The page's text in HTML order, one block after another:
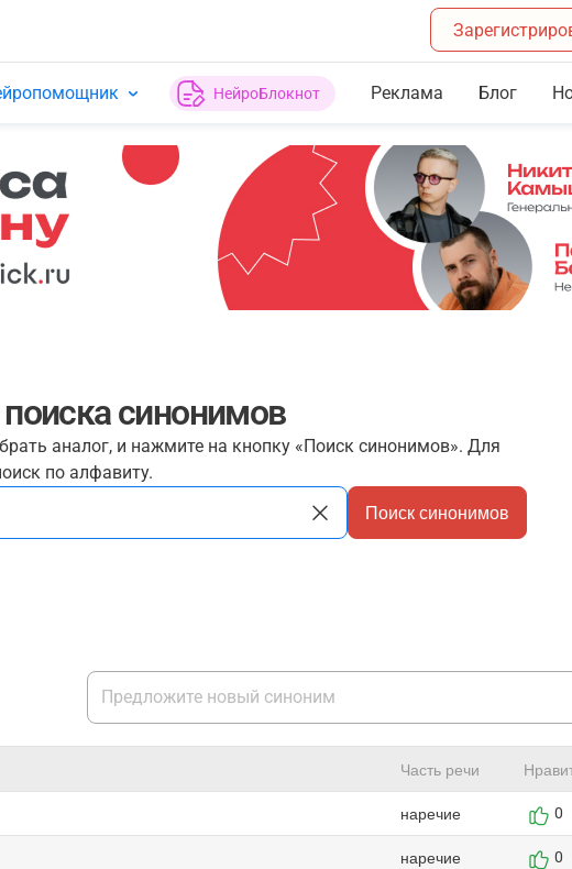
НейроБлокнот Реклама Блог
синонимов
аналог, и нажмите на кнопку «Поиск синонимов». Для
по алфавиту.
Поиск синонимов
Часть речи
наречие 0
наречие 0